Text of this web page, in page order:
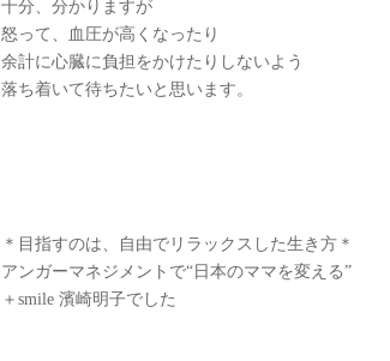
十分、分かりますが
怒って、血圧が高くなったり
余計に心臓に負担をかけたりしないよう
落ち着いて待ちたいと思います。
＊目指すのは、自由でリラックスした生き方＊
アンガーマネジメントで“日本のママを変える”
＋smile 濱崎明子でした